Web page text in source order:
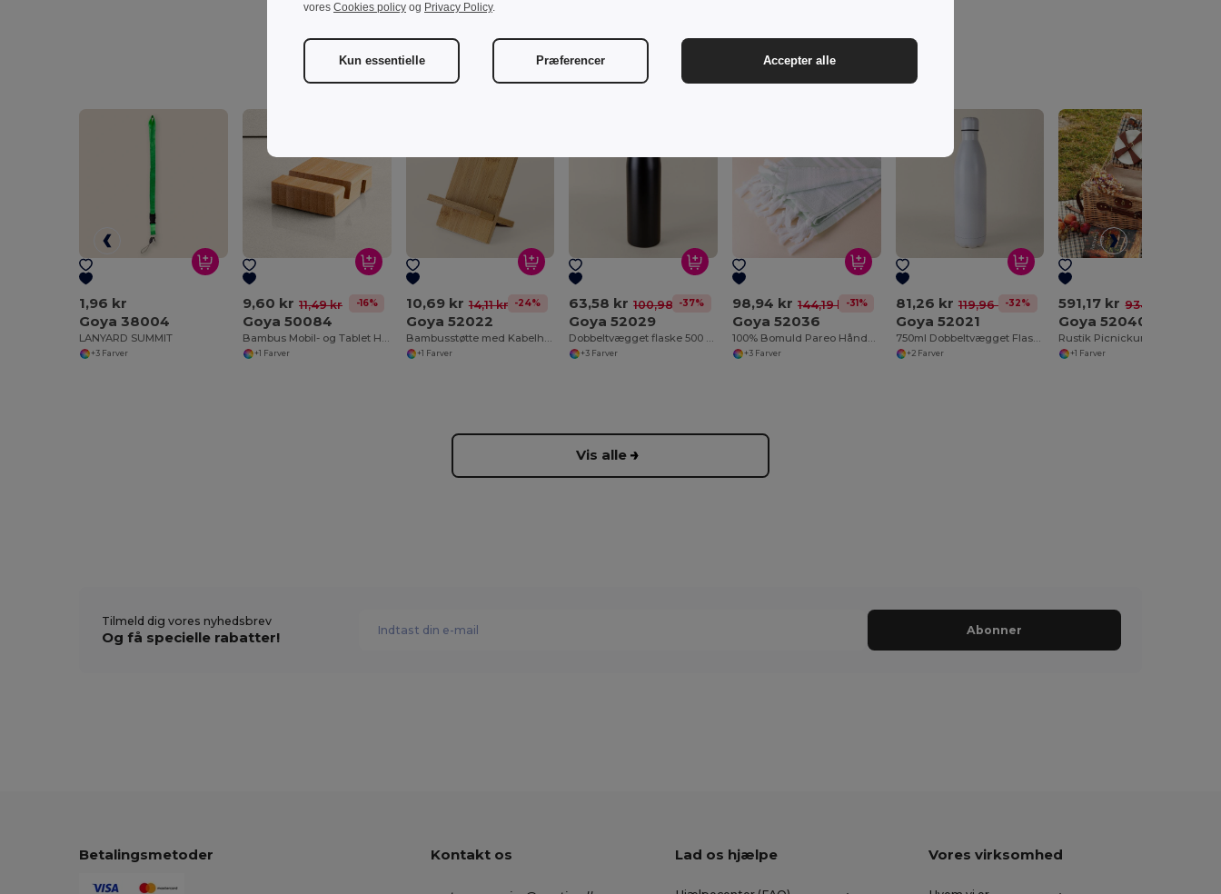
Interessante produkter
1,96 kr
Goya 38004
LANYARD SUMMIT
+3 Farver
9,60 kr 11,49 kr -16%
Goya 50084
+1 Farver
10,69 kr 14,11 kr -24%
Goya 52022
+1 Farver
63,58 kr 100,98 kr-37%
Goya 52029
+3 Farver
98,94 kr 144,19 kr-31%
Goya 52036
+3 Farver
81,26 kr 119,96 kr-32%
Goya 52021
750ml Dobbeltvægget Flaske
+2 Farver
591,17 kr 934,62 kr
Goya 52040
+1 Farver
Vis alle
Tilmeld dig vores nyhedsbrev
Og få specielle rabatter! Abonner
Betalingsmetoder Kontakt os Lad os hjælpe Vores virksomhed
vores Cookies policy og Privacy Policy.
Kun essentielle Præferencer Accepter alle